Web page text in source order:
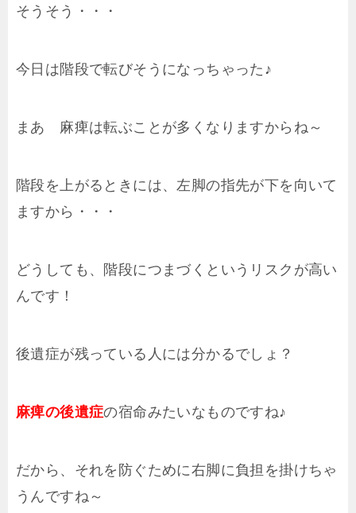
そうそう・・・
今日は階段で転びそうになっちゃった♪
まあ 麻痺は転ぶことが多くなりますからね～
階段を上がるときには、左脚の指先が下を向いて
ますから・・・
どうしても、階段につまづくというリスクが高い
んです！
後遺症が残っている人には分かるでしょ？
麻痺の後遺症の宿命みたいなものですね♪
だから、それを防ぐために右脚に負担を掛けちゃ
うんですね～